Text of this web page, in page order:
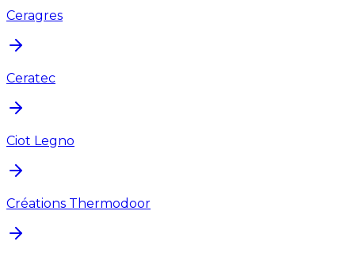
Ceragres
Ceratec
Ciot Legno
Créations Thermodoor